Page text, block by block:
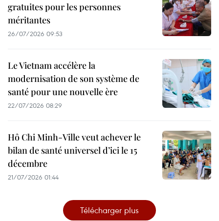
gratuites pour les personnes
méritantes
26/07/2026 09:53
Le Vietnam accélère la
modernisation de son système de
santé pour une nouvelle ère
22/07/2026 08:29
Hô Chi Minh-Ville veut achever le
bilan de santé universel d’ici le 15
décembre
21/07/2026 01:44
Télécharger plus